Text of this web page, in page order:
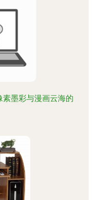
墨彩与漫画云海的